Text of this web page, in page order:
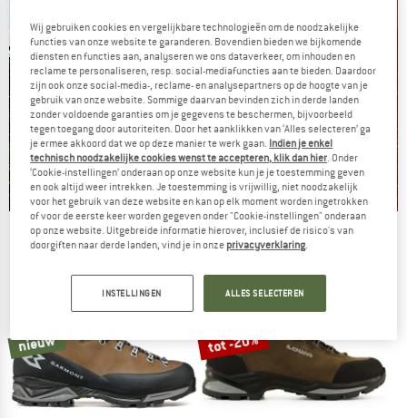
De zomersale gaat verder
nieuw tot -20%
Wij gebruiken cookies en vergelijkbare technologieën om de noodzakelijke
functies van onze website te garanderen. Bovendien bieden we bijkomende
diensten en functies aan, analyseren we ons dataverkeer, om inhouden en
reclame te personaliseren, resp. social-mediafuncties aan te bieden. Daardoor
zijn ook onze social-media-, reclame- en analysepartners op de hoogte van je
gebruik van onze website. Sommige daarvan bevinden zich in derde landen
zonder voldoende garanties om je gegevens te beschermen, bijvoorbeeld
tegen toegang door autoriteiten. Door het aanklikken van ‘Alles selecteren’ ga
je ermee akkoord dat we op deze manier te werk gaan. Indien je enkel
technisch noodzakelijke cookies wenst te accepteren, klik dan hier. Onder
‘Cookie-instellingen’ onderaan op onze website kun je je toestemming geven
en ook altijd weer intrekken. Je toestemming is vrijwillig, niet noodzakelijk
voor het gebruik van deze website en kan op elk moment worden ingetrokken
of voor de eerste keer worden gegeven onder "Cookie-instellingen" onderaan
op onze website. Uitgebreide informatie hierover, inclusief de risico's van
doorgiften naar derde landen, vind je in onze privacyverklaring.
INSTELLINGEN ALLES SELECTEREN